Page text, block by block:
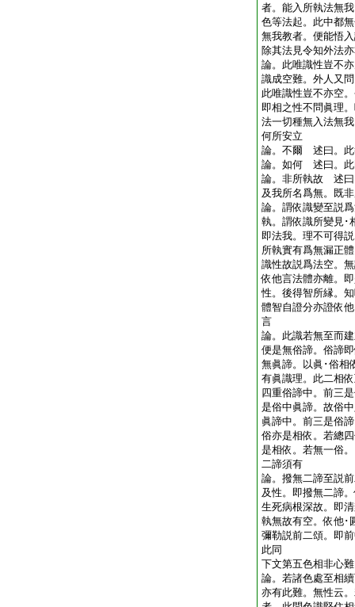
者。能入所執法無
色等法起。此中都
無我教者。便能悟
除其法見令知外法
論。此唯識性豈不
識成空難。外人又
此唯識性豈不亦空
即相之性不問眞理
法一切種無入法無
何所安立
論。不爾 述曰。
論。如何 述曰。
論。非所執故 述曰
及我所名爲無。既
論。謂依識變至説
執。謂依識所變見･
即法我。理不可得
所執實有爲無漏正
識性故説爲法空。
依他言法體亦離。
性。後得智所縁。
體智自證分亦證依
言
論。此識若無至而
便是無俗諦。俗諦
無眞諦。以眞･俗相
有眞識理。此二相
四重俗諦中。前三
是俗中眞諦。故俗
眞諦中。前三是俗
俗亦是相依。若總
是相依。若無一俗
二諦須有
論。撥無二諦至説
及性。即撥無二諦
生死病根深故。即
執無故有空。依他･
彌勒説前二頌。即
此同
下文第五色相非心
論。若諸色處至相
亦有此難。無性云